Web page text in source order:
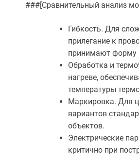
###[Сравнительный анализ
Гибкость. Для
прилегание к
принимают форму
Обработка и
нагреве,
температуры
Маркировка. Для
вариантов
объектов.
Электрические
критично при